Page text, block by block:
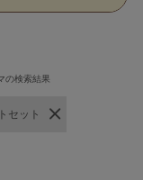
の検索結果
セット